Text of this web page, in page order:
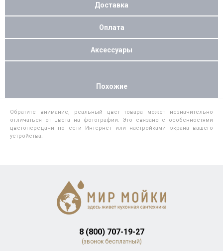
Доставка
Оплата
Аксессуары
Похожие
Обратите внимание, реальный цвет товара может незначительно
отличаться от цвета на фотографии. Это связано с особенностями
цветопередачи по сети Интернет или настройками экрана вашего
устройства.
8 (800) 707-19-27
(звонок бесплатный)